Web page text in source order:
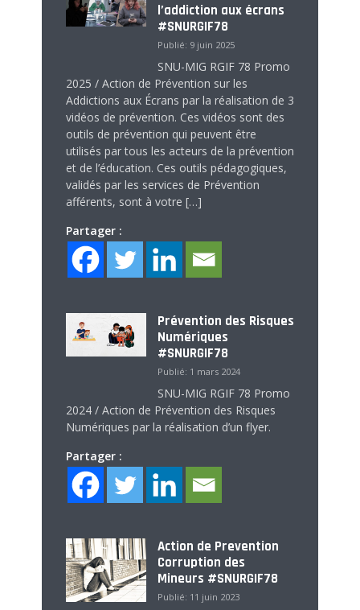
l’addiction aux écrans
#SNURGIF78
Publié: 9 juin 2025
SNU-MIG RGIF 78 Promo
2025 / Action de Prévention sur les
Addictions aux Écrans par la réalisation de 3
vidéos de prévention. Ces vidéos sont des
outils de prévention qui peuvent être
utilisés par tous les acteurs de la prévention
et de l’éducation. Ces outils pédagogiques,
validés par les services de Prévention
afférents, sont à votre […]
Partager :
Prévention des Risques
Numériques
#SNURGIF78
Publié: 1 mars 2024
SNU-MIG RGIF 78 Promo
2024 / Action de Prévention des Risques
Numériques par la réalisation d’un flyer.
Partager :
Action de Prevention
Corruption des
Mineurs #SNURGIF78
Publié: 11 juin 2023